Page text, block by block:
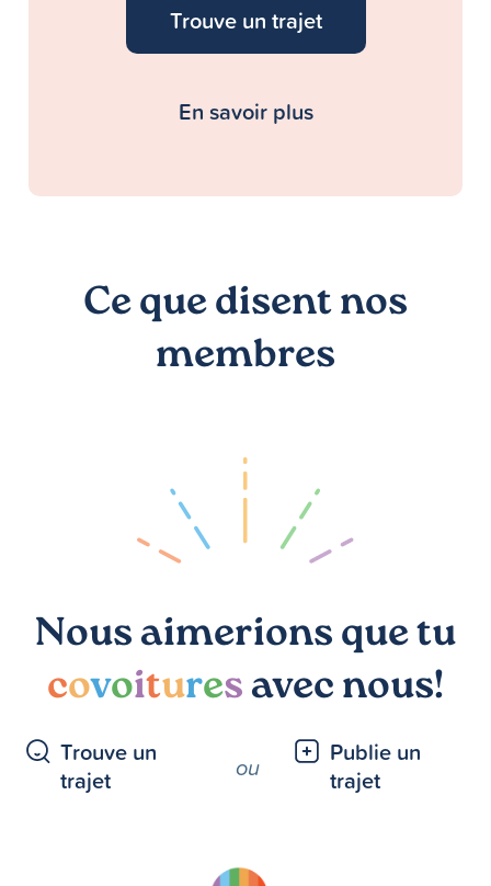
Trouve un trajet
En savoir plus
Ce que disent nos
membres
Nous aimerions que tu
covoituresavec nous!
Trouve un
trajet
ou
Publie un
trajet